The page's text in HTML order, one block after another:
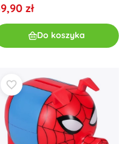
zł
Do koszyka